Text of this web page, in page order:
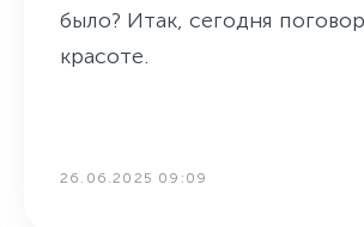
было? Итак, сегодня
красоте.
26.06.2025 09:09